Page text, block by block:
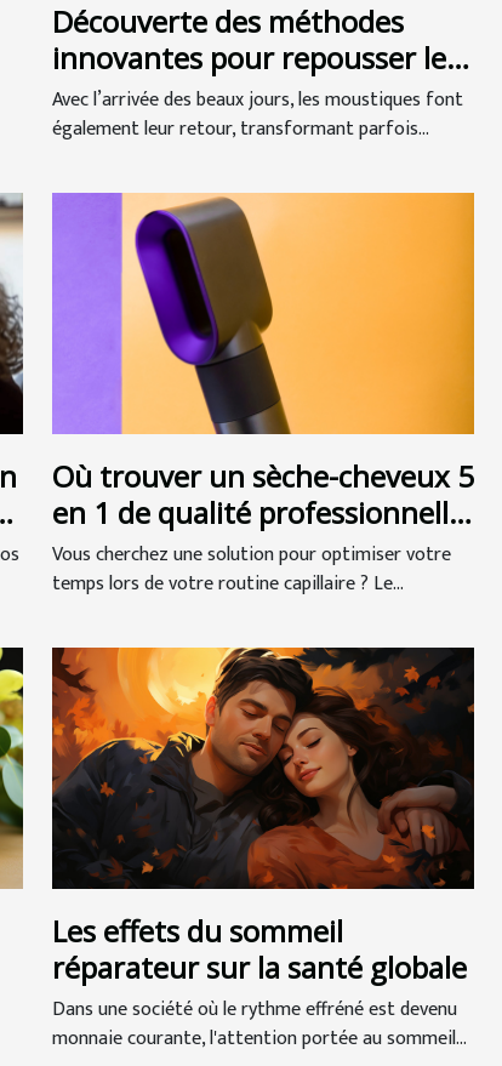
Découverte des méthodes
innovantes pour repousser les
moustiques
Avec l’arrivée des beaux jours, les moustiques font
également leur retour, transformant parfois...
Où trouver un sèche-cheveux 5
en 1 de qualité professionnelle
?
Vous cherchez une solution pour optimiser votre
temps lors de votre routine capillaire ? Le...
Les effets du sommeil
réparateur sur la santé globale
Dans une société où le rythme effréné est devenu
monnaie courante, l'attention portée au sommeil...